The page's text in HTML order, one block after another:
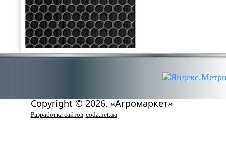
Copyright © 2026. «Агромаркет»
Разработка сайтов coda.net.ua